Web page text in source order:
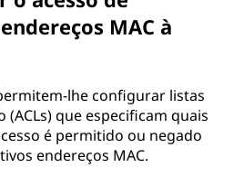
MAC à
lhe configurar listas
que especificam quais
é permitido ou negado
endereços MAC.